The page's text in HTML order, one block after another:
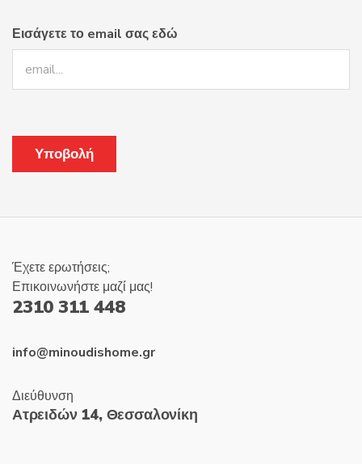
Εισάγετε το email σας εδώ
Έχετε ερωτήσεις;
Επικοινωνήστε μαζί μας!
2310 311 448
info@minoudishome.gr
Διεύθυνση
Ατρειδών 14, Θεσσαλονίκη